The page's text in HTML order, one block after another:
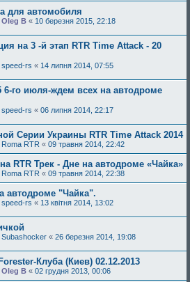
для автомобиля
Oleg B « 10 березня 2015, 22:18
на 3 -й этап RTR Time Attack - 20
speed-rs « 14 липня 2014, 07:55
6-го июля-ждем всех на автодроме
speed-rs « 06 липня 2014, 22:17
Серии Украины RTR Time Attack 2014
Roma RTR « 09 травня 2014, 22:42
RTR Трек - Дне на автодроме «Чайка»
Roma RTR « 09 травня 2014, 22:38
автодроме "Чайка".
speed-rs « 13 квітня 2014, 13:02
Subashocker « 26 березня 2014, 19:08
Клуба (Киев) 02.12.2013
Oleg B « 02 грудня 2013, 00:06